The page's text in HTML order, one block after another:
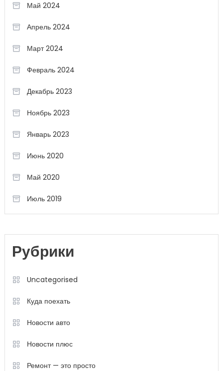
Май 2024
Апрель 2024
Март 2024
Февраль 2024
Декабрь 2023
Ноябрь 2023
Январь 2023
Июнь 2020
Май 2020
Июль 2019
Рубрики
Uncategorised
Куда поехать
Новости авто
Новости плюс
Ремонт — это просто